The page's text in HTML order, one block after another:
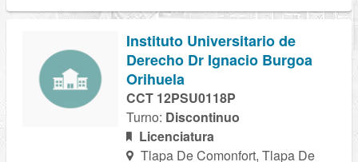
Instituto Universitario de
Derecho Dr Ignacio Burgoa
Orihuela
CCT 12PSU0118P
Turno: Discontinuo
Licenciatura
Tlapa De Comonfort, Tlapa De